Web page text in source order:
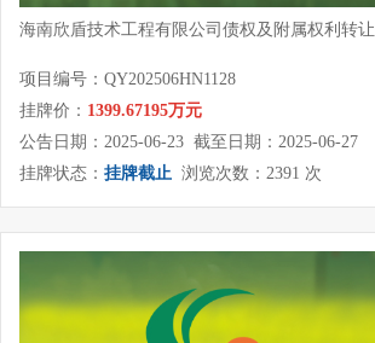
海南欣盾技术工程有限公司债权及附属权利转让
项目编号：QY202506HN1128
挂牌价： 1399.67195万元
公告日期：2025-06-23 截至日期：2025-06-27
挂牌状态： 挂牌截止 浏览次数：2391 次